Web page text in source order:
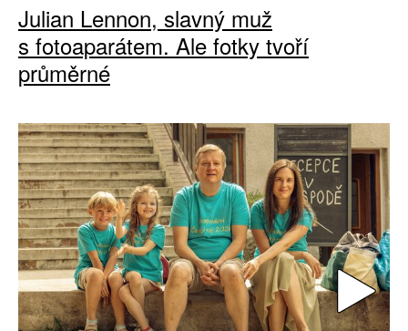
Julian Lennon, slavný muž
s fotoaparátem. Ale fotky tvoří
průměrné